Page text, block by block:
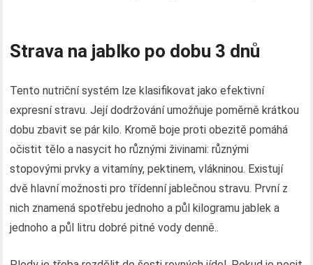
Strava na jablko po dobu 3 dnů
Tento nutriční systém lze klasifikovat jako efektivní
expresní stravu. Její dodržování umožňuje poměrně krátkou
dobu zbavit se pár kilo. Kromě boje proti obezitě pomáhá
očistit tělo a nasycit ho různými živinami: různými
stopovými prvky a vitamíny, pektinem, vlákninou. Existují
dvě hlavní možnosti pro třídenní jablečnou stravu. První z
nich znamená spotřebu jednoho a půl kilogramu jablek a
jednoho a půl litru dobré pitné vody denně..